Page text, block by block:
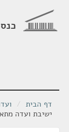
דף הבית /
ישיבת ועדה מתאריך 26/